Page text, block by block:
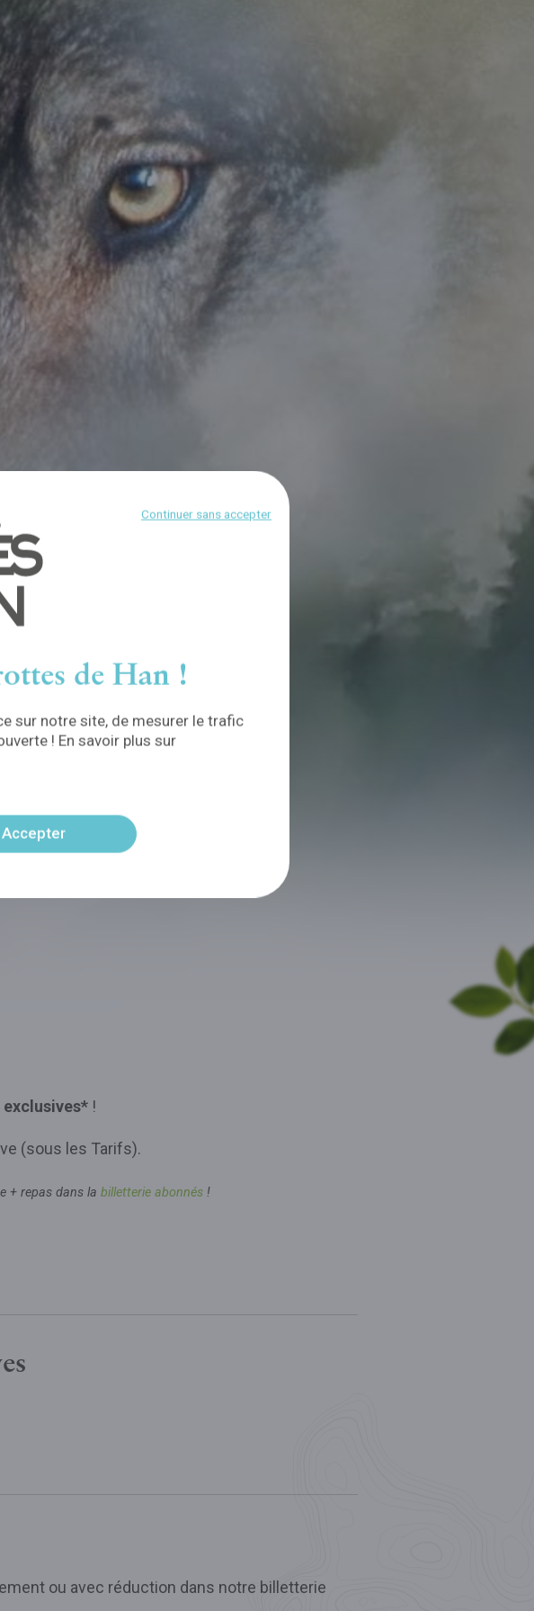
!
(sous les Tarifs).
+ repas dans labilletterie abonnés !
ou avec réduction dans notre billetterie
de Han !
sur notre site, de mesurer le trafic
! En savoir plus sur
Accepter
Continuer sans accepter